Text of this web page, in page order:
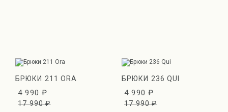
БРЮКИ 211 ORA
4 990 ₽
17 990 ₽
БРЮКИ 236 QUI
4 990 ₽
17 990 ₽